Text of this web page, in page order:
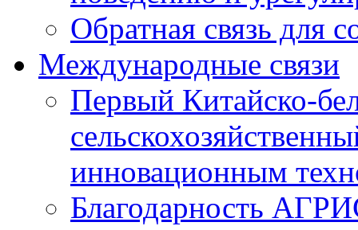
Обратная связь для
Международные связи
Первый Китайско-
инновационным
Благодарность